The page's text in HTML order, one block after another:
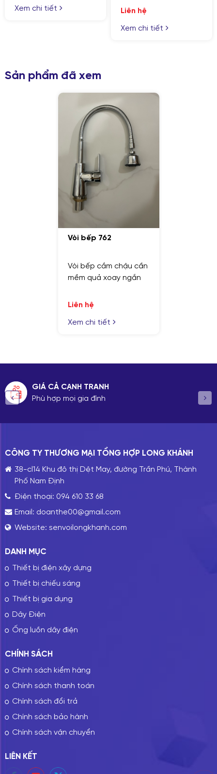
GỬI YÊU CẦU
Xem chi tiết
Liên hệ
Xem chi tiết
Sản phẩm đã xem
Vòi bếp 762
Vòi bếp cắm chậu cần
mềm quả xoay ngắn
Liên hệ
Xem chi tiết
GIÁ CẢ CẠNH TRANH
Phù hợp mọi gia đình
CÔNG TY THƯƠNG MẠI TỔNG HỢP LONG KHÁNH
38-cl14 Khu đô thị Dệt May, đường Trần Phú, Thành
Phố Nam Định
Điện thoại: 094 610 33 68
Email: doanthe00@gmail.com
Website: senvoilongkhanh.com
DANH MỤC
Thiết bị điện xây dựng
Thiết bị chiếu sáng
Thiết bị gia dụng
Dây Điện
Ống luồn dây điện
CHÍNH SÁCH
Chính sách kiểm hàng
Chính sách thanh toán
Chính sách đổi trả
Chính sách bảo hành
Chính sách vận chuyển
LIÊN KẾT